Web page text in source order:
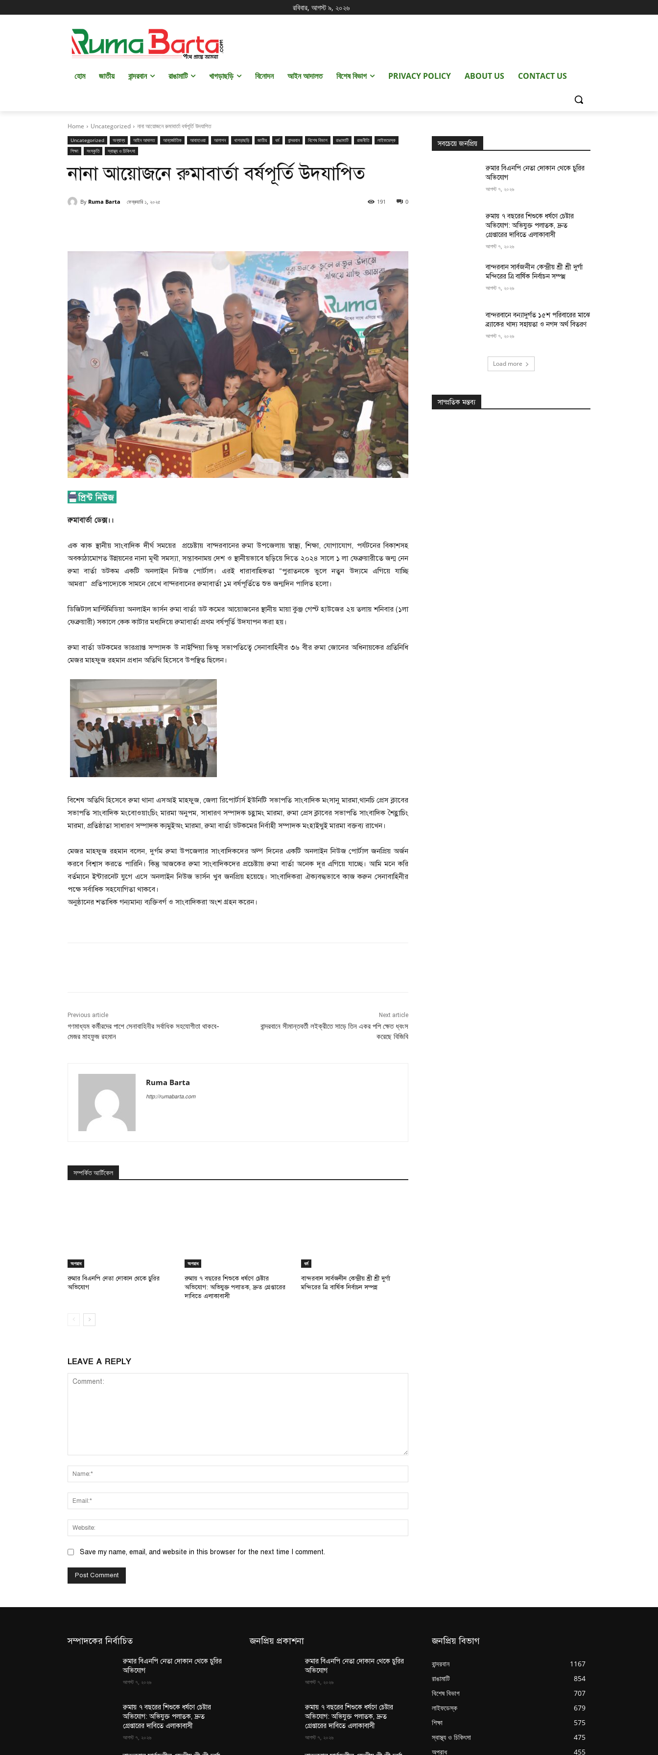
রবিবার, আগস্ট ৯, ২০২৬
হোম জাতীয় বান্দরবান রাঙামাটি খাগড়াছড়ি বিনোদন আইন আদালত বিশেষ বিভাগ PRIVACY POLICY ABOUT US CONTACT US
Home Uncategorized নানা আয়োজনে রুমাবার্তা বর্ষপূর্তি উদযাপিত
Uncategorized অন্যান্য আইন আদালত আন্তর্জাতিক আবাহাওয়া আলাপন খাগড়াছড়ি জাতীয় ধর্ম বান্দরবান বিশেষ বিভাগ রাঙামাটি রাজনীতি
লাইফডেস্ক
শিক্ষা
সংস্কৃতি স্বাস্থ্য ও চিকিৎসা
নানা আয়োজনে রুমাবার্তা বর্ষপূর্তি উদযাপিত
By Ruma Barta ফেব্রুয়ারি ১, ২০২৫ 0
191
রুমাবার্তা ডেক্স।।
এক ঝাক স্থানীয় সাংবাদিক দীর্ঘ সময়ের প্রচেষ্টায় বান্দরবানের রুমা উপজেলায় স্বাস্থ্য, শিক্ষা, যোগাযোগ, পর্যটনের বিকাশসহ
অবকাঠামোগত উন্নয়নের নানা মূখী সমস্যা, সম্ভাবনাময় দেশ ও স্থানীয়ভাবে ছড়িয়ে দিতে ২০২৪ সালে ১ লা ফেব্রুয়ারীতে জন্ম নেন
রুমা বার্তা ডটকম একটি অনলাইন নিউজ পোর্টাল। এরই ধারাবাহিকতা “পুরাতনকে ভুলে নতুন উদ্যমে এগিয়ে যাচ্ছি
আমরা” প্রতিপাদ্যেকে সামনে রেখে বান্দরবানের রুমাবার্তা ১ম বর্ষপূর্তিতে শুভ জন্মদিন পালিত হলো।
ডিজিটাল মাল্টিমিডিয়া অনলাইন ভার্সন রুমা বার্তা ডট কমের আয়োজনের স্থানীয় মায়া কুঞ্জ গেস্ট হাউজের ২য় তলায় শনিবার (১লা
ফেব্রুয়ারী) সকালে কেক কাটার মধ্যদিয়ে রুমাবার্তা প্রথম বর্ষপূর্তি উদযাপন করা হয়।
রুমা বার্তা ডটকমের ভারপ্রাপ্ত সম্পাদক উ নাইন্দিয়া ভিক্ষু সভাপতিত্বে সেনাবাহিনীর ৩৬ বীর রুমা জোনের অধিনায়কের প্রতিনিধি
মেজর মাহফুজ রহমান প্রধান অতিথি হিসেবে উপস্থিত ছিলেন।
বিশেষ অতিথি হিসেবে রুমা থানা এসআই মাহফুজ, জেলা রিপোর্টার্স ইউনিটি সভাপতি সাংবাদিক মংসানু মারমা,থানচি প্রেস ক্লাবের
সভাপতি সাংবাদিক মংবোওয়াংচিং মারমা অনুপম, সাধারণ সম্পাদক চহ্লামং মারমা, রুমা প্রেস ক্লাবের সভাপতি সাংবাদিক শৈহ্লাচিং
মারমা, প্রতিষ্ঠাতা সাধারণ সম্পাদক ক্যমুইঅং মারমা, রুমা বার্তা ডটকমের নির্বাহী সম্পাদক মংহাইথুই মারমা বক্তব্য রাখেন।
মেজর মাহফুজ রহমান বলেন, দুর্গম রুমা উপজেলার সাংবাদিকদের অল্প দিনের একটি অনলাইন নিউজ পোর্টাল জনপ্রিয় অর্জন
করবে বিশ্বাস করতে পারিনি। কিন্তু আজকের রুমা সাংবাদিকদের প্রচেষ্টায় রুমা বার্তা অনেক দূর এগিয়ে যাচ্ছে। আমি মনে করি
বর্তমানে ইন্টারনেট যুগে এসে অনলাইন নিউজ ভার্সন খুব জনপ্রিয় হয়েছে। সাংবাদিকরা ঐক্যবদ্ধভাবে কাজ করুন সেনাবাহিনীর
পক্ষে সর্বাধিক সহযোগিতা থাকবে।
অনুষ্ঠানের শতাধিক গন্যমান্য ব্যক্তিবর্গ ও সাংবাদিকরা অংশ গ্রহন করেন।
Previous article
গণমাধ্যম কর্মীরদের পাশে সেনাবাহিনীর সর্বাধিক সহযোগীতা থাকবে-
মেজর মাহফুজ রহমান
Next article
বান্দরবানে সীমান্তবর্তী লইক্রীতে সাড়ে তিন একর পপি ক্ষেত ধ্বংস
করেছে বিজিবি
Ruma Barta
http://rumabarta.com
সম্পর্কিত আর্টিকেল
অপরাধ
রুমার বিএনপি নেতা দোকান থেকে চুরির
অভিযোগ
অপরাধ
রুমায় ৭ বছরের শিশুকে ধর্ষণে চেষ্টার
অভিযোগ: অভিযুক্ত পলাতক, দ্রুত গ্রেপ্তারের
দাবিতে এলাকাবাসী
ধর্ম
বান্দরবান সার্বজনীন কেন্দ্রীয় শ্রী শ্রী দুর্গা
মন্দিরের ত্রি বার্ষিক নির্বাচন সম্পন্ন
LEAVE A REPLY
Save my name, email, and website in this browser for the next time I comment.
সবচেয়ে জনপ্রিয়
রুমার বিএনপি নেতা দোকান থেকে চুরির
অভিযোগ
আগস্ট ৭, ২০২৬
রুমায় ৭ বছরের শিশুকে ধর্ষণে চেষ্টার
অভিযোগ: অভিযুক্ত পলাতক, দ্রুত
গ্রেপ্তারের দাবিতে এলাকাবাসী
আগস্ট ৭, ২০২৬
বান্দরবান সার্বজনীন কেন্দ্রীয় শ্রী শ্রী দুর্গা
মন্দিরের ত্রি বার্ষিক নির্বাচন সম্পন্ন
আগস্ট ৭, ২০২৬
বান্দরবানে বন্যাদুর্গত ১৫শ পরিবারের মাঝে
ব্র্যাকের খাদ্য সহায়তা ও নগদ অর্থ বিতরণ
আগস্ট ৭, ২০২৬
Load more
সাম্প্রতিক মন্তব্য
সম্পাদকের নির্বাচিত
রুমার বিএনপি নেতা দোকান থেকে চুরির
অভিযোগ
আগস্ট ৭, ২০২৬
রুমায় ৭ বছরের শিশুকে ধর্ষণে চেষ্টার
অভিযোগ: অভিযুক্ত পলাতক, দ্রুত
গ্রেপ্তারের দাবিতে এলাকাবাসী
আগস্ট ৭, ২০২৬
জনপ্রিয় প্রকাশনা
রুমার বিএনপি নেতা দোকান থেকে চুরির
অভিযোগ
আগস্ট ৭, ২০২৬
রুমায় ৭ বছরের শিশুকে ধর্ষণে চেষ্টার
অভিযোগ: অভিযুক্ত পলাতক, দ্রুত
গ্রেপ্তারের দাবিতে এলাকাবাসী
আগস্ট ৭, ২০২৬
জনপ্রিয় বিভাগ
বান্দরবান
1167
রাঙামাটি
854
বিশেষ বিভাগ
707
লাইফডেস্ক
679
শিক্ষা
575
স্বাস্থ্য ও চিকিৎসা
475
অপরাধ
455